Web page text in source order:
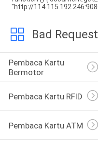
"http://
Bad Request
Pembaca Kartu
Bermotor
Pembaca Kartu RFID
Pembaca Kartu ATM